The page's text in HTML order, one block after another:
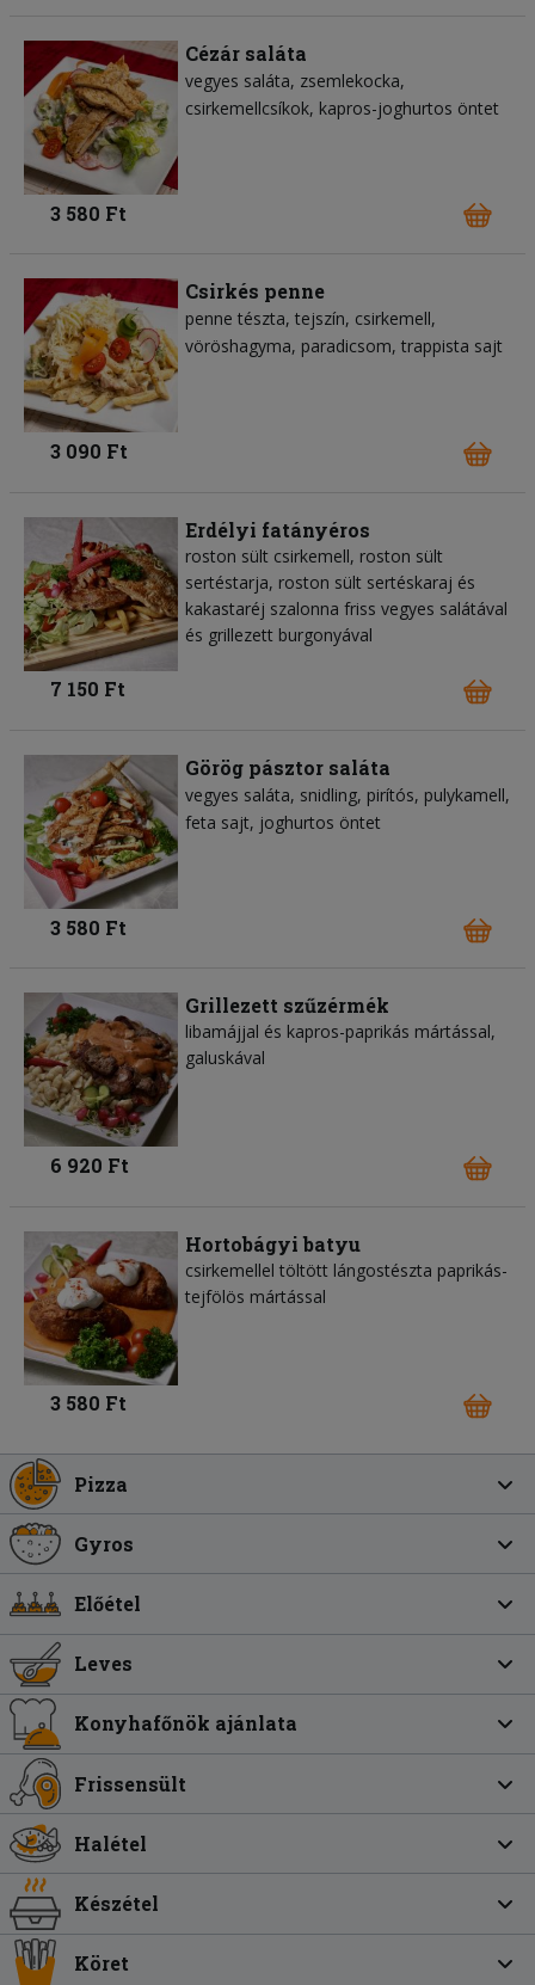
Cézár saláta
vegyes saláta zsemlekocka
csirkemellcsíkok kapros-joghurtos öntet
3 580 Ft
Csirkés penne
penne tészta tejszín csirkemell
vöröshagyma paradicsom trappista sajt
3 090 Ft
Erdélyi fatányéros
roston sült csirkemell, roston sült
sertéstarja, roston sült sertéskaraj és
kakastaréj szalonna friss vegyes salátával
és grillezett burgonyával
7 150 Ft
Görög pásztor saláta
vegyes saláta snidling pirítós pulykamell
feta sajt joghurtos öntet
3 580 Ft
Grillezett szűzérmék
libamájjal és kapros-paprikás mártással,
galuskával
6 920 Ft
Hortobágyi batyu
csirkemellel töltött lángostészta paprikás-
tejfölös mártással
3 580 Ft
Pizza
Gyros
Előétel
Leves
Konyhafőnök ajánlata
Frissensült
Halétel
Készétel
Köret